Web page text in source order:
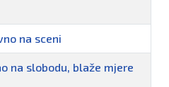
na sceni
na slobodu, blaže mjere